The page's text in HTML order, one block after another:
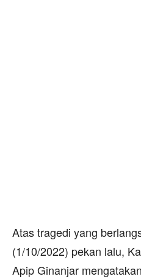
Atas tragedi yang
(1/10/2022) pekan lalu,
Apip Ginanjar